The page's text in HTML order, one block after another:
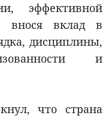
эффективной
внося вклад в
дисциплины,
и
что страна